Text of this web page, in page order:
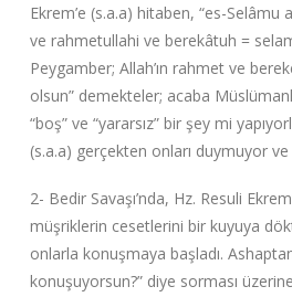
Ekrem’e (s.a.a) hitaben, “es-Selâmu
ve rahmetullahi ve berekâtuh =
Peygamber; Allah’ın rahmet ve
olsun” demekteler; acaba
“boş” ve “yararsız” bir şey mi
(s.a.a) gerçekten onları duymuyor ve
2- Bedir Savaşı’nda, Hz. Resuli
müşriklerin cesetlerini bir kuyuya
onlarla konuşmaya başladı.
konuşuyorsun?” diye sorması